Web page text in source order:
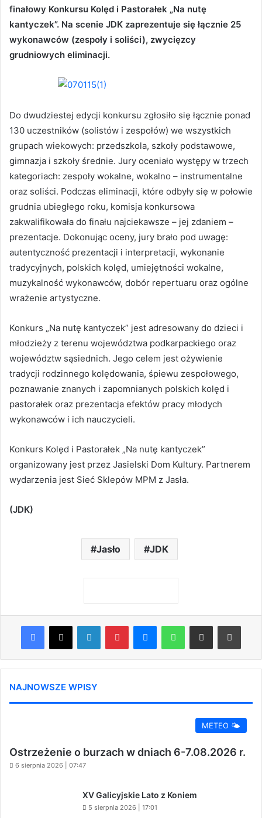
finałowy Konkursu Kolęd i Pastorałek „Na nutę
kantyczek”. Na scenie JDK zaprezentuje się łącznie 25
wykonawców (zespoły i soliści), zwycięzcy
grudniowych eliminacji.
Do dwudziestej edycji konkursu zgłosiło się łącznie ponad
130 uczestników (solistów i zespołów) we wszystkich
grupach wiekowych: przedszkola, szkoły podstawowe,
gimnazja i szkoły średnie. Jury oceniało występy w trzech
kategoriach: zespoły wokalne, wokalno – instrumentalne
oraz soliści. Podczas eliminacji, które odbyły się w połowie
grudnia ubiegłego roku, komisja konkursowa
zakwalifikowała do finału najciekawsze – jej zdaniem –
prezentacje. Dokonując oceny, jury brało pod uwagę:
autentyczność prezentacji i interpretacji, wykonanie
tradycyjnych, polskich kolęd, umiejętności wokalne,
muzykalność wykonawców, dobór repertuaru oraz ogólne
wrażenie artystyczne.
Konkurs „Na nutę kantyczek” jest adresowany do dzieci i
młodzieży z terenu województwa podkarpackiego oraz
województw sąsiednich. Jego celem jest ożywienie
tradycji rodzinnego kolędowania, śpiewu zespołowego,
poznawanie znanych i zapomnianych polskich kolęd i
pastorałek oraz prezentacja efektów pracy młodych
wykonawców i ich nauczycieli.
Konkurs Kolęd i Pastorałek „Na nutę kantyczek”
organizowany jest przez Jasielski Dom Kultury. Partnerem
wydarzenia jest Sieć Sklepów MPM z Jasła.
(JDK)
Jasło JDK
Facebook
X LinkedInPinterestMessengerWhatsAppShare via Email Print
NAJNOWSZE WPISY
METEO 🌤️
Ostrzeżenie o burzach w dniach 6-7.08.2026 r.
6 sierpnia 2026 | 07:47
XV Galicyjskie Lato z Koniem
5 sierpnia 2026 | 17:01